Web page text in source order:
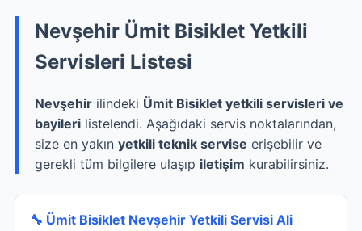
Nevşehir Ümit Bisiklet Yetkili
Servisleri Listesi
Nevşehirilindeki Ümit Bisiklet yetkili servisleri ve
bayilerilistelendi. Aşağıdaki servis noktalarından,
size en yakın yetkili teknik servise erişebilir ve
gerekli tüm bilgilere ulaşıp iletişim kurabilirsiniz.
🔧 Ümit Bisiklet Nevşehir Yetkili Servisi Ali